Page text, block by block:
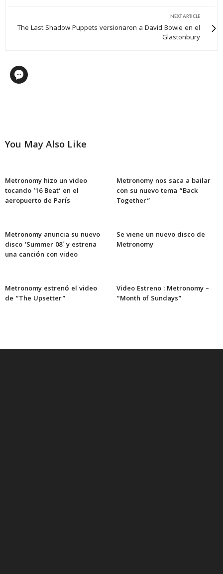
NEXT ARTICLE
The Last Shadow Puppets versionaron a David Bowie en el
Glastonbury
You May Also Like
Metronomy hizo un video
tocando ’16 Beat’ en el
aeropuerto de París
Metronomy nos saca a bailar
con su nuevo tema “Back
Together”
Metronomy anuncia su nuevo
disco ‘Summer 08′ y estrena
una canción con video
Se viene un nuevo disco de
Metronomy
Metronomy estrenó el video
de “The Upsetter”
Video Estreno : Metronomy –
“Month of Sundays”